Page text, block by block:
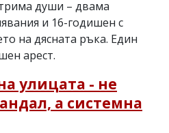
души – двама
и 16-годишен с
на дясната ръка. Един
арест.
улицата - не
а системна